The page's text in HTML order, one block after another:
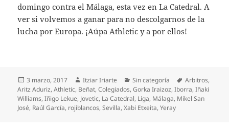
domingo contra el Málaga, esta vez en La Catedral. A
ver si volvemos a ganar para no descolgarnos de la
lucha por Europa. ¡Aúpa Athletic y a por ellos!
Publicado
el
3 marzo, 2017 Autor
Itziar Iriarte Categorías
Sin categoría Etiquetas
Arbitros,
Aritz Aduriz,Athletic, Beñat,Colegiados,Gorka Iraizoz,Iborra,Iñaki
Williams,Iñigo Lekue, Jovetic, La Catedral, Liga, Málaga, Mikel San
José, Raúl García, rojiblancos,Sevilla,Xabi Etxeita,Yeray